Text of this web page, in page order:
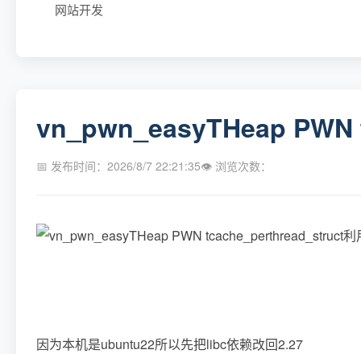
网站开发
vn_pwn_easyTHeap
📅 发布时间：2026/8/7 22:21:35👁 浏览次数：
因为本机是ubuntu22所以先把libc依赖改回2.27